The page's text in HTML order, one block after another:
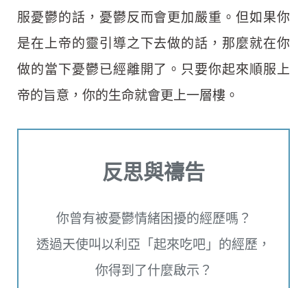
服憂鬱的話，憂鬱反而會更加嚴重。但如果你
是在上帝的靈引導之下去做的話，那麼就在你
做的當下憂鬱已經離開了。只要你起來順服上
帝的旨意，你的生命就會更上一層樓。
反思與禱告
你曾有被憂鬱情緒困擾的經歷嗎？
透過天使叫以利亞「起來吃吧」的經歷，
你得到了什麼啟示？